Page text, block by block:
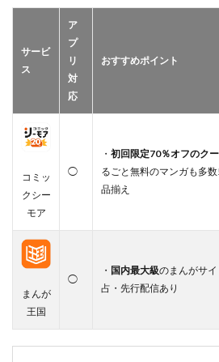
サービ
ス
ア
プ
リ
対
応
おすすめポイント
コミッ
クシー
モア
◯
・ 初回限定70％オフのク
るごと無料のマンガも多数! ・小説・ラノベまで充実の
品揃え
まんが
王国
◯
・ 国内最大級のまんがサイト ・無料漫画が豊富！
占・先行配信あり